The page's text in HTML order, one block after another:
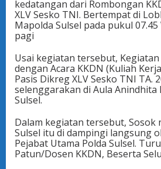
kedatangan dari Rombongan
XLV Sesko TNI. Bertempat di
Mapolda Sulsel pada pukul 07.45
pagi
Usai kegiatan tersebut,
dengan Acara KKDN (Kuliah
Pasis Dikreg XLV Sesko TNI TA.
selenggarakan di Aula Anindhita
Sulsel.
Dalam kegiatan tersebut, Sosok
Sulsel itu di dampingi langsung
Pejabat Utama Polda Sulsel.
Patun/Dosen KKDN, Beserta